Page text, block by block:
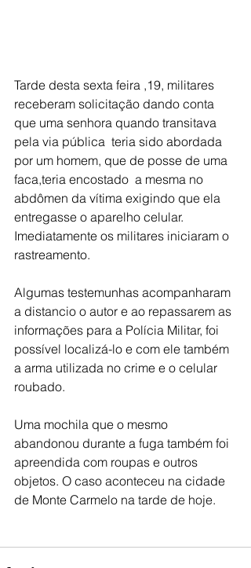
Tarde desta sexta feira ,19, militares
receberam solicitação dando conta
que uma senhora quando transitava
pela via pública  teria sido abordada
por um homem, que de posse de uma
faca,teria encostado  a mesma no
abdômen da vítima exigindo que ela
entregasse o aparelho celular.
Imediatamente os militares iniciaram o
rastreamento.
Algumas testemunhas acompanharam
a distancio o autor e ao repassarem as
informações para a Polícia Militar, foi
possível localizá-lo e com ele também
a arma utilizada no crime e o celular
roubado.
Uma mochila que o mesmo
abandonou durante a fuga também foi
apreendida com roupas e outros
objetos. O caso aconteceu na cidade
de Monte Carmelo na tarde de hoje.